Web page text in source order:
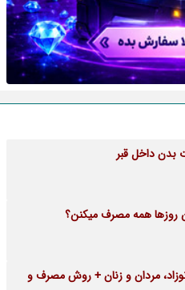
بدن داخل قبر
روزها همه مصرف میکنن؟
مردان و زنان + روش مصرف و